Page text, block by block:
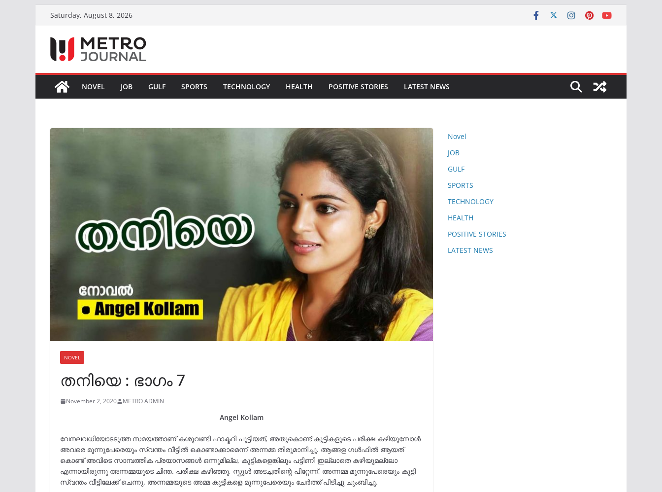
content
Saturday, August 8, 2026
NOVEL JOB GULF SPORTS TECHNOLOGY HEALTH POSITIVE STORIES LATEST NEWS
NOVEL
തനിയെ : ഭാഗം 7
November 2, 2020 METRO ADMIN
Angel Kollam
വേനലവധിയോടടുത്ത സമയത്താണ് കശുവണ്ടി ഫാക്ടറി പൂട്ടിയത്, അതുകൊണ്ട് കുട്ടികളുടെ പരീക്ഷ കഴിയുമ്പോൾ
അവരെ മൂന്നുപേരെയും സ്വന്തം വീട്ടിൽ കൊണ്ടാക്കാമെന്ന് അന്നമ്മ തീരുമാനിച്ചു. ആങ്ങള ഗൾഫിൽ ആയത്
കൊണ്ട് അവിടെ സാമ്പത്തിക പ്രയാസങ്ങൾ ഒന്നുമില്ല, കുട്ടികളെങ്കിലും പട്ടിണി ഇല്ലാതെ കഴിയുമല്ലോ
എന്നായിരുന്നു അന്നമ്മയുടെ ചിന്ത. പരീക്ഷ കഴിഞ്ഞു, സ്കൂൾ അടച്ചതിന്റെ പിറ്റേന്ന്, അന്നമ്മ മൂന്നുപേരെയും കൂട്ടി
സ്വന്തം വീട്ടിലേക്ക് ചെന്നു. അന്നമ്മയുടെ അമ്മ കുട്ടികളെ മൂന്നുപേരെയും ചേർത്ത് പിടിച്ചു ചുംബിച്ചു.
Novel
JOB
GULF
SPORTS
TECHNOLOGY
HEALTH
POSITIVE STORIES
LATEST NEWS